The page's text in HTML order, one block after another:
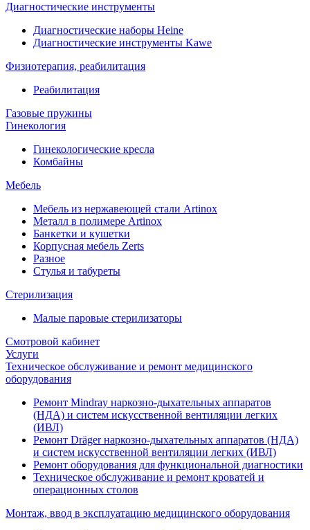
Диагностические инструменты
Диагностические наборы Heine
Диагностические инструменты Kawe
Физиотерапия, реабилитация
Реабилитация
Газовые пружины
Гинекология
Гинекологические кресла
Комбайны
Мебель
Мебель из нержавеющей стали Artinox
Металл в полимере Artinox
Банкетки и кушетки
Корпусная мебель Zerts
Разное
Стулья и табуреты
Стерилизация
Малые паровые стерилизаторы
Смотровой кабинет
Услуги
Техническое обслуживание и ремонт медицинского
оборудования
Ремонт Mindray наркозно-дыхательных аппаратов
(НДА) и систем искусственной вентиляции легких
(ИВЛ)
Ремонт Dräger наркозно-дыхательных аппаратов (НДА)
и систем искусственной вентиляции легких (ИВЛ)
Ремонт оборудования для функциональной диагностики
Техническое обслуживание и ремонт кроватей и
операционных столов
Монтаж, ввод в эксплуатацию медицинского оборудования